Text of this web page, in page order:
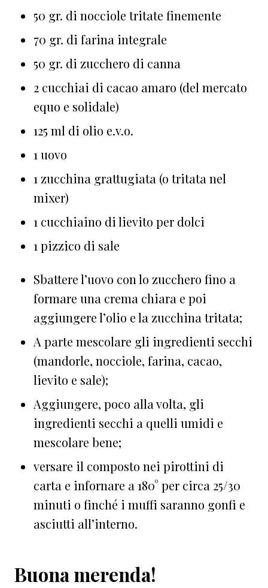
50 gr. di nocciole tritate finemente
70 gr. di farina integrale
50 gr. di zucchero di canna
2 cucchiai di cacao amaro (del mercato
equo e solidale)
125 ml di olio e.v.o.
1 uovo
1 zucchina grattugiata (o tritata nel
mixer)
1 cucchiaino di lievito per dolci
1 pizzico di sale
Sbattere l’uovo con lo zucchero fino a
formare una crema chiara e poi
aggiungere l’olio e la zucchina tritata;
A parte mescolare gli ingredienti secchi
(mandorle, nocciole, farina, cacao,
lievito e sale);
Aggiungere, poco alla volta, gli
ingredienti secchi a quelli umidi e
mescolare bene;
versare il composto nei pirottini di
carta e infornare a 180° per circa 25/30
minuti o finché i muffi saranno gonfi e
asciutti all’interno.
Buona merenda!